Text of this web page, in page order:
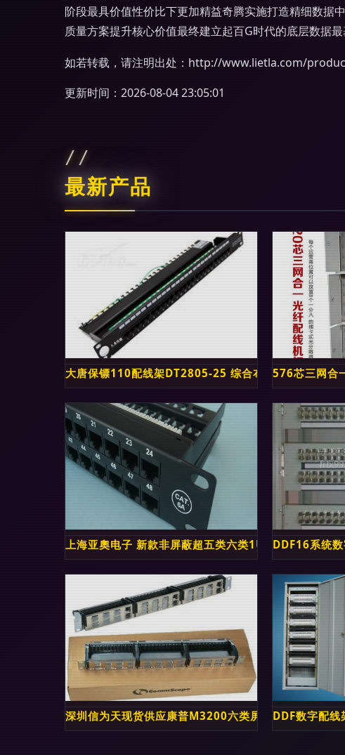
阶段最具价值性价比下更加精益奇腾实施打造精细数据
质量方案提升核心价值最终建立起百G时代的底层数据最
如若转载，请注明出处：http://www.lietla.com/
更新时间：2026-08-04 23:05:01
最新产品
大唐保镖110配线架DT2805-25 综合布线中的可靠之选
576芯三网合
上海亚奧电子 新款非屏蔽超五类六类1U 48口配线架全
DDF16系统
深圳信为天现货供应康普M3200六类屏蔽配线架，品质
DDF数字配线